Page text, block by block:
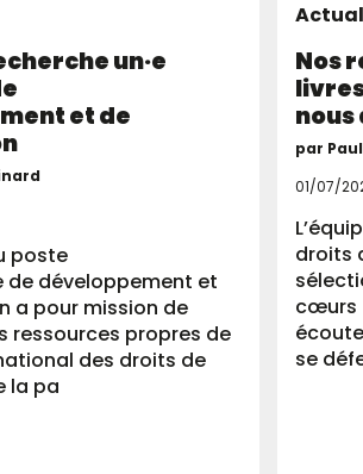
un·e
et de
poste
de développement et
a pour mission de
ressources propres de
des droits de
la pa
Nos
nous
par
01/07/
droits
cœurs
se